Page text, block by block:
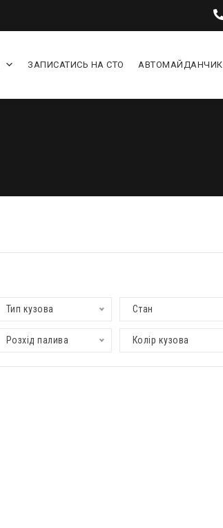
ЗАПИСАТИСЬ НА СТО АВТОМАЙДАНЧИК
Тип кузова Стан
Розхід палива Колір кузова